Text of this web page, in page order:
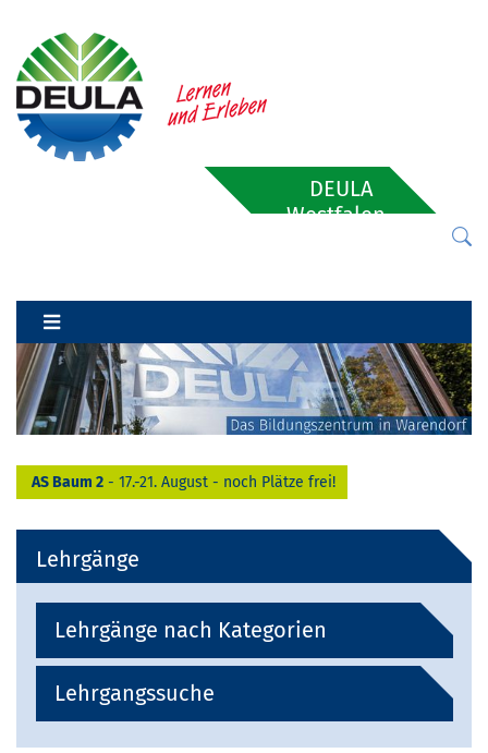
DEULA
Westfalen-
AS Baum 2 - 17.-21. August - noch Plätze frei!
Lehrgänge
Lehrgänge nach Kategorien
Lehrgangssuche